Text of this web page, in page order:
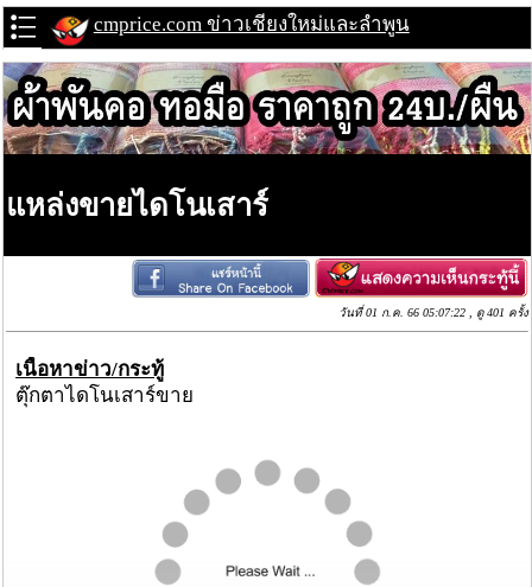
cmprice.com ข่าวเชียงใหม่และลำพูน
แหล่งขายไดโนเสาร์
วันที่ 01 ก.ค. 66 05:07:22 , ดู 401 ครั้ง
เนื้อหาข่าว/กระทู้
ตุ๊กตาไดโนเสาร์ขาย